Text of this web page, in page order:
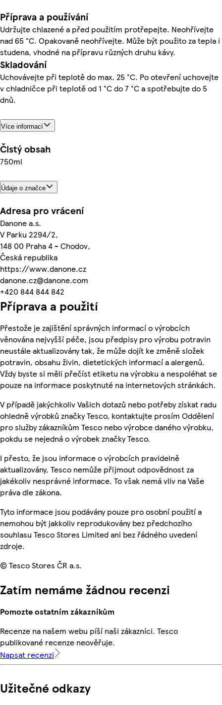
Příprava a používání
Udržujte chlazené a před použitím protřepejte. Neohřívejte
nad 65 °C. Opakovaně neohřívejte. Může být použito za tepla i
studena, vhodné na přípravu různých druhu kávy.
Skladování
Uchovávejte při teplotě do max. 25 °C. Po otevření uchovejte
v chladničce při teplotě od 1 °C do 7 °C a spotřebujte do 5
dnů.
Více informací
Čistý obsah
750ml
Údaje o značce
Adresa pro vrácení
Danone a.s.
V Parku 2294/2,
148 00 Praha 4 - Chodov,
Česká republika
https://www.danone.cz
danone.cz@danone.com
+420 844 844 842
Příprava a použití
Přestože je zajištění správných informací o výrobcích
věnována nejvyšší péče, jsou předpisy pro výrobu potravin
neustále aktualizovány tak, že může dojít ke změně složek
potravin, obsahu živin, dietetických informací a alergenů.
Vždy byste si měli přečíst etiketu na výrobku a nespoléhat se
pouze na informace poskytnuté na internetových stránkách.
V případě jakýchkoliv Vašich dotazů nebo potřeby získat radu
ohledně výrobků značky Tesco, kontaktujte prosím Oddělení
pro služby zákazníkům Tesco nebo výrobce daného výrobku,
pokdu se nejedná o výrobek značky Tesco.
I přesto, že jsou informace o výrobcích pravidelně
aktualizovány, Tesco nemůže přijmout odpovědnost za
jakékoliv nesprávné informace. To však nemá vliv na Vaše
práva dle zákona.
Tyto informace jsou podávány pouze pro osobní použití a
nemohou být jakkoliv reprodukovány bez předchozího
souhlasu Tesco Stores Limited ani bez řádného uvedení
zdroje.
© Tesco Stores ČR a.s.
Zatím nemáme žádnou recenzi
Pomozte ostatním zákazníkům
Recenze na našem webu píší naši zákazníci. Tesco
publikované recenze neověřuje.
Napsat recenzi
Užitečné odkazy